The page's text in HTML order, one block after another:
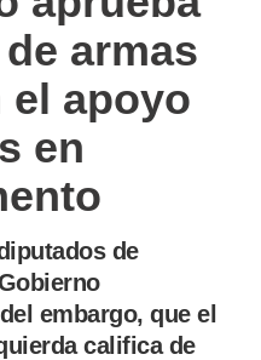
armas
el apoyo
en
de
embargo, que el
califica de